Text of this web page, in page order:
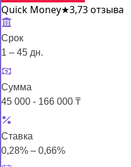
Quick Money★3,73 отзыва
Срок
1 – 45 дн.
Сумма
45 000 - 166 000 ₸
Ставка
0,28% – 0,66%